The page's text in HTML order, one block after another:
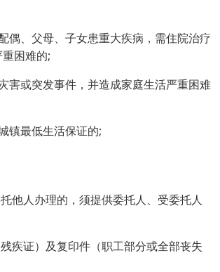
偶、父母、子女患重大疾病，需住院治疗
困难的;
害或突发事件，并造成家庭生活严重困难
镇最低生活保证的;
他人办理的，须提供委托人、受委托人
疾证）及复印件（职工部分或全部丧失